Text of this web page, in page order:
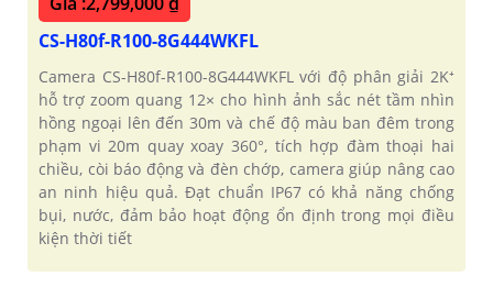
CS-H80f-R100-8G444WKFL
Camera CS-H80f-R100-8G444WKFL với độ phân giải 2K⁺
hỗ trợ zoom quang 12× cho hình ảnh sắc nét tầm nhìn
hồng ngoại lên đến 30m và chế độ màu ban đêm trong
phạm vi 20m quay xoay 360°, tích hợp đàm thoại hai
chiều, còi báo động và đèn chớp, camera giúp nâng cao
an ninh hiệu quả. Đạt chuẩn IP67 có khả năng chống
bụi, nước, đảm bảo hoạt động ổn định trong mọi điều
kiện thời tiết